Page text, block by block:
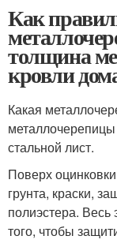
Как
толщина
кровли
Какая
стальной лист.
Поверх
грунта, краски,
полиэстера. Весь
того, чтобы